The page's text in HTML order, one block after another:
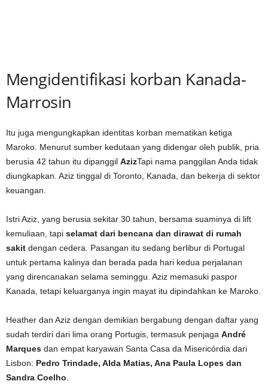
Mengidentifikasi korban Kanada-
Marrosin
Itu juga mengungkapkan identitas korban mematikan ketiga
Maroko. Menurut sumber kedutaan yang didengar oleh publik, pria
berusia 42 tahun itu dipanggil AzizTapi nama panggilan Anda tidak
diungkapkan. Aziz tinggal di Toronto, Kanada, dan bekerja di sektor
keuangan.
Istri Aziz, yang berusia sekitar 30 tahun, bersama suaminya di lift
kemuliaan, tapi selamat dari bencana dan dirawat di rumah
sakit dengan cedera. Pasangan itu sedang berlibur di Portugal
untuk pertama kalinya dan berada pada hari kedua perjalanan
yang direncanakan selama seminggu. Aziz memasuki paspor
Kanada, tetapi keluarganya ingin mayat itu dipindahkan ke Maroko.
Heather dan Aziz dengan demikian bergabung dengan daftar yang
sudah terdiri dari lima orang Portugis, termasuk penjaga André
Marques dan empat karyawan Santa Casa da Misericórdia dari
Lisbon: Pedro Trindade, Alda Matias, Ana Paula Lopes dan
Sandra Coelho